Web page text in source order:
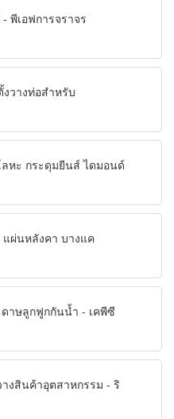
พีเอฟการจราจร
วางท่อสำหรับ
หะ กระดุมยีนส์ ไดมอนด์
ผ่นหลังคา บางแค
าษลูกฟูกกันน้ำ - เคพีซี
งสินค้าอุตสาหกรรม - ริ